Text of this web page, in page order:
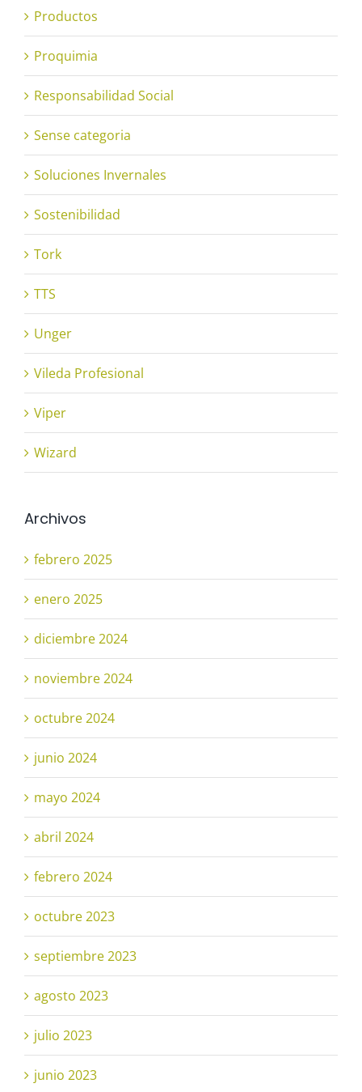
Productos
Proquimia
Responsabilidad Social
Sense categoria
Soluciones Invernales
Sostenibilidad
Tork
TTS
Unger
Vileda Profesional
Viper
Wizard
Archivos
febrero 2025
enero 2025
diciembre 2024
noviembre 2024
octubre 2024
junio 2024
mayo 2024
abril 2024
febrero 2024
octubre 2023
septiembre 2023
agosto 2023
julio 2023
junio 2023